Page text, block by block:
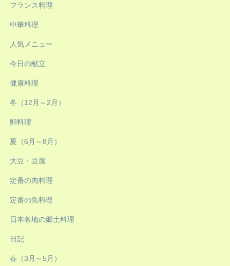
フランス料理
中華料理
人気メニュー
今日の献立
健康料理
冬（12月～2月）
卵料理
夏（6月～8月）
大豆・豆腐
定番の肉料理
定番の魚料理
日本各地の郷土料理
日記
春（3月～5月）